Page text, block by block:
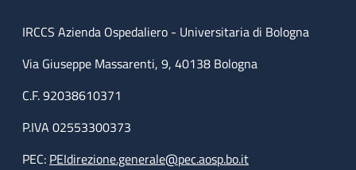
IRCCS Azienda Ospedaliero - Universitaria di Bologna
Via Giuseppe Massarenti, 9, 40138 Bologna
C.F. 92038610371
P.IVA 02553300373
PEC: PEIdirezione.generale@pec.aosp.bo.it